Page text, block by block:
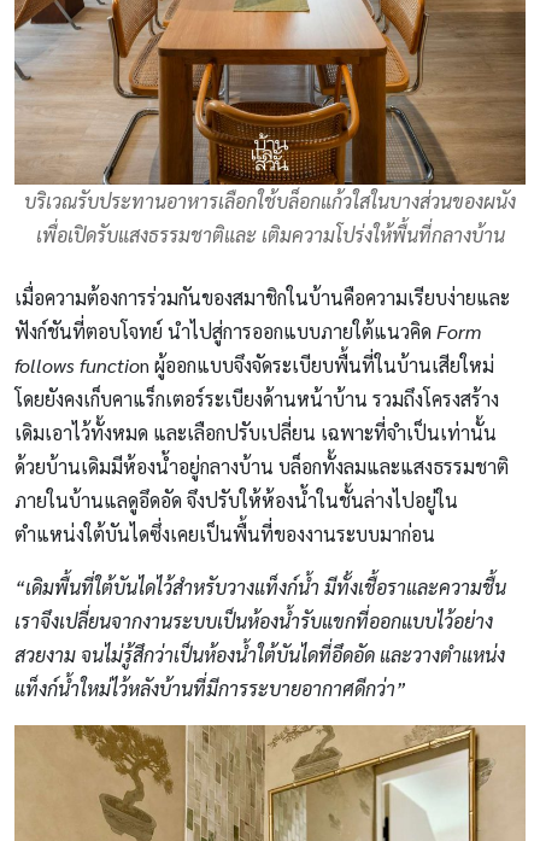
บริเวณรับประทานอาหารเลือกใช้บล็อกแก้วใสในบางส่วนของผนัง
เพื่อเปิดรับแสงธรรมชาติและ เติมความโปร่งให้พื้นที่กลางบ้าน
เมื่อความต้องการร่วมกันของสมาชิกในบ้านคือความเรียบง่ายและ
ฟังก์ชันที่ตอบโจทย์ นำไปสู่การออกแบบภายใต้แนวคิด Form
follows function ผู้ออกแบบจึงจัดระเบียบพื้นที่ในบ้านเสียใหม่
โดยยังคงเก็บคาแร็กเตอร์ระเบียงด้านหน้าบ้าน รวมถึงโครงสร้าง
เดิมเอาไว้ทั้งหมด และเลือกปรับเปลี่ยน เฉพาะที่จำเป็นเท่านั้น
ด้วยบ้านเดิมมีห้องน้ำอยู่กลางบ้าน บล็อกทั้งลมและแสงธรรมชาติ
ภายในบ้านแลดูอึดอัด จึงปรับให้ห้องน้ำในชั้นล่างไปอยู่ใน
ตำแหน่งใต้บันไดซึ่งเคยเป็นพื้นที่ของงานระบบมาก่อน
“เดิมพื้นที่ใต้บันไดไว้สำหรับวางแท็งก์น้ำ มีทั้งเชื้อราและความชื้น
เราจึงเปลี่ยนจากงานระบบเป็นห้องน้ำรับแขกที่ออกแบบไว้อย่าง
สวยงาม จนไม่รู้สึกว่าเป็นห้องน้ำใต้บันไดที่อึดอัด และวางตำแหน่ง
แท็งก์น้ำใหม่ไว้หลังบ้านที่มีการระบายอากาศดีกว่า”